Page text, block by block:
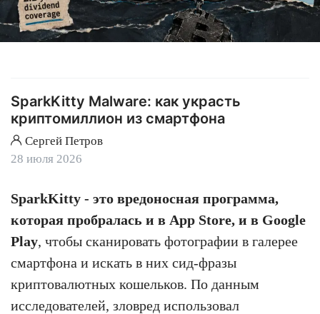
SparkKitty Malware: как украсть
криптомиллион из смартфона
Сергей Петров
28 июля 2026
SparkKitty - это вредоносная программа,
которая пробралась и в App Store, и в Google
Play, чтобы сканировать фотографии в галерее
смартфона и искать в них сид-фразы
криптовалютных кошельков. По данным
исследователей, зловред использовал